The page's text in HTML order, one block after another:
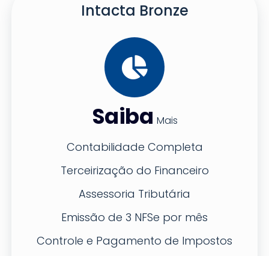
Intacta Bronze
Saiba Mais
Contabilidade Completa
Terceirização do Financeiro
Assessoria Tributária
Emissão de 3 NFSe por mês
Controle e Pagamento de Impostos